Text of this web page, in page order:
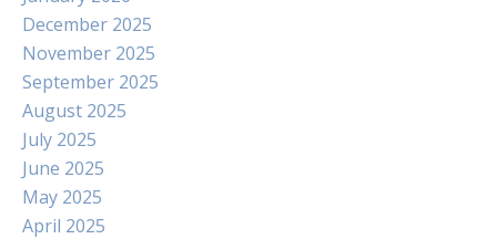
December 2025
November 2025
September 2025
August 2025
July 2025
June 2025
May 2025
April 2025